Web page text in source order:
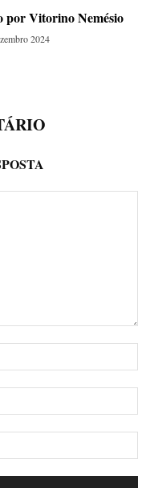
por Vitorino Nemésio
2024